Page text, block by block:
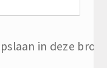
in deze